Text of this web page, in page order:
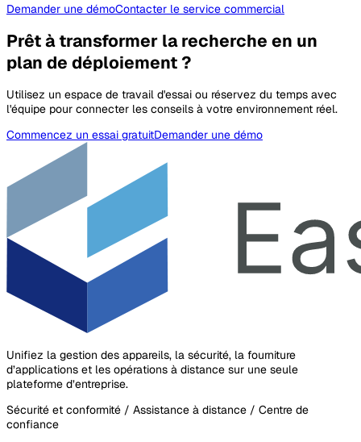
Demander une démoContacter le service commercial
Prêt à transformer la recherche en un
plan de déploiement ?
Utilisez un espace de travail d'essai ou réservez du temps avec
l'équipe pour connecter les conseils à votre environnement réel.
Commencez un essai gratuitDemander une démo
Unifiez la gestion des appareils, la sécurité, la fourniture
d’applications et les opérations à distance sur une seule
plateforme d’entreprise.
Sécurité et conformité / Assistance à distance / Centre de
confiance